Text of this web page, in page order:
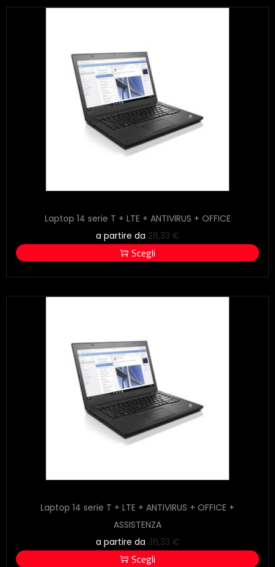
Laptop 14 serie T + LTE + ANTIVIRUS + OFFICE
a partire da 28,33 €
Scegli
Laptop 14 serie T + LTE + ANTIVIRUS + OFFICE +
ASSISTENZA
a partire da 36,33 €
Scegli